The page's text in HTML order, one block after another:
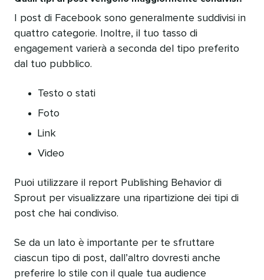
I post di Facebook sono generalmente suddivisi in
quattro categorie. Inoltre, il tuo tasso di
engagement varierà a seconda del tipo preferito
dal tuo pubblico.
Testo o stati
Foto
Link
Video
Puoi utilizzare il report Publishing Behavior di
Sprout per visualizzare una ripartizione dei tipi di
post che hai condiviso.
Se da un lato è importante per te sfruttare
ciascun tipo di post, dall’altro dovresti anche
preferire lo stile con il quale tua audience